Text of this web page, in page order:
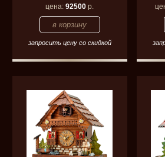
цена:92500 р.
запросить цену со скидкой